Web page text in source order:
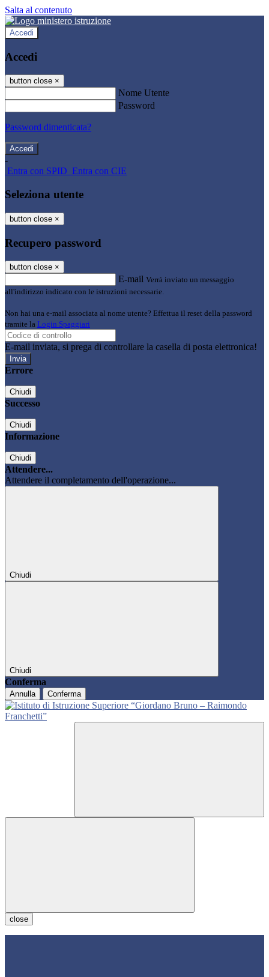
Salta al contenuto
Accedi
Accedi
button close ×
Nome Utente
Password
Password dimenticata?
-
Entra con SPID Entra con CIE
Seleziona utente
button close ×
Recupero password
button close ×
E-mail Verrà inviato un messaggio
all'indirizzo indicato con le istruzioni necessarie.
Non hai una e-mail associata al nome utente? Effettua il reset della password
tramite la Login Spaggiari
E-mail inviata, si prega di controllare la casella di posta elettronica!
Errore
Chiudi
Successo
Chiudi
Informazione
Chiudi
Attendere...
Attendere il completamento dell'operazione...
Chiudi
Chiudi
Conferma
Annulla Conferma
close